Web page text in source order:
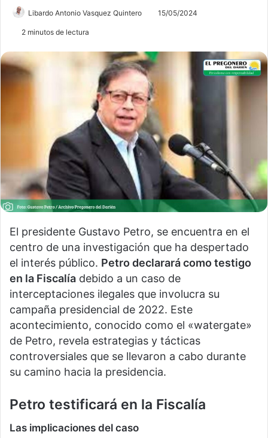
Libardo Antonio Vasquez Quintero 15/05/2024
2 minutos de lectura
El presidente Gustavo Petro, se encuentra en el
centro de una investigación que ha despertado
el interés público. Petro declarará como testigo
en la Fiscalía debido a un caso de
interceptaciones ilegales que involucra su
campaña presidencial de 2022. Este
acontecimiento, conocido como el «watergate»
de Petro, revela estrategias y tácticas
controversiales que se llevaron a cabo durante
su camino hacia la presidencia.
Petro testificará en la Fiscalía
Las implicaciones del caso